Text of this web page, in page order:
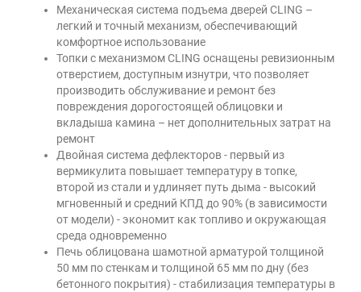
Механическая система подъема дверей CLING –
легкий и точный механизм, обеспечивающий
комфортное использование
Топки с механизмом CLING оснащены ревизионным
отверстием, доступным изнутри, что позволяет
производить обслуживание и ремонт без
повреждения дорогостоящей облицовки и
вкладыша камина – нет дополнительных затрат на
ремонт
Двойная система дефлекторов - первый из
вермикулита повышает температуру в топке,
второй из стали и удлиняет путь дыма - высокий
мгновенный и средний КПД до 90% (в зависимости
от модели) - экономит как топливо и окружающая
среда одновременно
Печь облицована шамотной арматурой толщиной
50 мм по стенкам и толщиной 65 мм по дну (без
бетонного покрытия) - стабилизация температуры в